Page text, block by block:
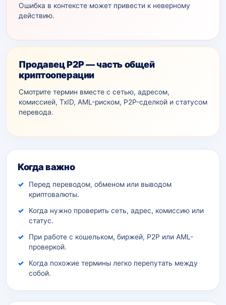
Ошибка в контексте может привести к неверному
действию.
Продавец P2P — часть общей
криптооперации
Смотрите термин вместе с сетью, адресом,
комиссией, TxID, AML-рискoм, P2P-сделкой и статусом
перевода.
Дополнительный контекст
Когда важно
Перед переводом, обменом или выводом
криптовалюты.
Когда нужно проверить сеть, адрес, комиссию или
статус.
При работе с кошельком, биржей, P2P или AML-
проверкой.
Когда похожие термины легко перепутать между
собой.